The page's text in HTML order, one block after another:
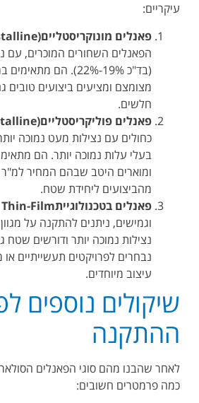
עיקריים:
פאנלים מונוקריסטליים
הפאנלים השחורים המוכרים, עם
(בד"כ 19%-22%). הם
מצומצם ומציעים ביצועים טובים
חלשים.
פאנלים פוליקריסטליים
בעלי עלות נמוכה יותר. הם
ומוארים היטב שבהם המחיר למ"ר
מהביצועים ליחידת שטח.
פאנלים בטכנולוגייתThin-Film
וגמישים, ניתנים להתקנה על
נצילות נמוכה יותר ודורשים שטח
נבחרים לפרויקטים תעשייתיים או
עיצוב מיוחדים.
שיקולים נוספים
ההתקנה
לאחר שהבנו מהם סוגי הפאנלים
כמה פרמטרים חשובים: